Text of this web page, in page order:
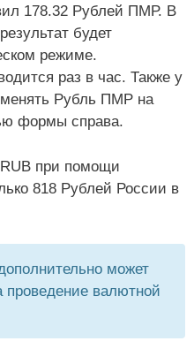
178.32 Рублей ПМР. В
будет
режиме.
раз в час. Также у
Рубль ПМР на
формы справа.
при помощи
818 Рублей России в
может
проведение валютной